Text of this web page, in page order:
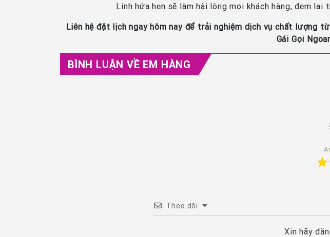
Linh hứa hẹn sẽ làm hài lòng mọi khách hàng, đem
Liên hệ đặt lịch ngay hôm nay để trải nghiệm dịch vụ chất lượng
Gái Gọi
BÌNH LUẬN VỀ EM HÀNG
Theo dõi
Xin hãy